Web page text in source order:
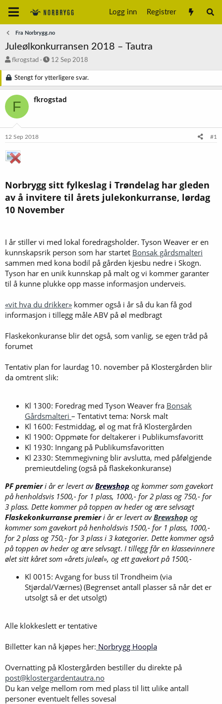
Logg inn Registrer
Fra Norbrygg.no
Juleølkonkurransen 2018 – Tautra
T
å
d
s
a
e
r
fkrogstad
S
a
r
d
12 Sep 2018
Stengt for ytterligere svar.
F fkrogstad
12 Sep 2018 #1
Norbrygg sitt fylkeslag i Trøndelag har gleden
av å invitere til årets julekonkurranse, lørdag
10 November
I år stiller vi med lokal foredragsholder. Tyson Weaver er en
kunnskapsrik person som har startet Bonsak gårdsmalteri
sammen med kona bodil på gården kjesbu nedre i Skogn.
Tyson har en unik kunnskap på malt og vi kommer garanter
til å kunne plukke opp masse informasjon underveis.
«vit hva du drikker» kommer også i år så du kan få god
informasjon i tillegg måle ABV på øl medbragt
Flaskekonkuranse blir det også, som vanlig, se egen tråd på
forumet
Tentativ plan for laurdag 10. november på Klostergården blir
da omtrent slik:
Kl 1300: Foredrag med Tyson Weaver fra Bonsak
Gårdsmalteri – Tentativt tema: Norsk malt
Kl 1600: Festmiddag, øl og mat frå Klostergården
Kl 1900: Oppmøte for deltakerer i Publikumsfavoritt
Kl 1930: Inngang på Publikumsfavoritten
Kl 2330: Stemmegivning blir avslutta, med påfølgjende
premieutdeling (også på flaskekonkuranse)
PF premieri år er levert avBrewshop og kommer som gavekort
på henholdsvis 1500,- for 1 plass, 1000,- for 2 plass og 750,- for
3 plass. Dette kommer på toppen av heder og ære selvsagt
Flaskekonkurranse premieri år er levert avBrewshop og
kommer som gavekort på henholdsvis 1500,- for 1 plass, 1000,-
for 2 plass og 750,- for 3 plass i 3 kategorier. Dette kommer også
på toppen av heder og ære selvsagt. I tillegg får en klassevinnere
ølet sitt kåret som «årets juleøl», og ett gavekort på 1500,-
Kl 0015: Avgang for buss til Trondheim (via
Stjørdal/Værnes) (Begrenset antall plasser så når det er
utsolgt så er det utsolgt)
Alle klokkeslett er tentative
Billetter kan nå kjøpes her: Norbrygg Hoopla
Overnatting på Klostergården bestiller du direkte på
post@klostergardentautra.no
Du kan velge mellom rom med plass til litt ulike antall
personer eventuelt felles sovesal